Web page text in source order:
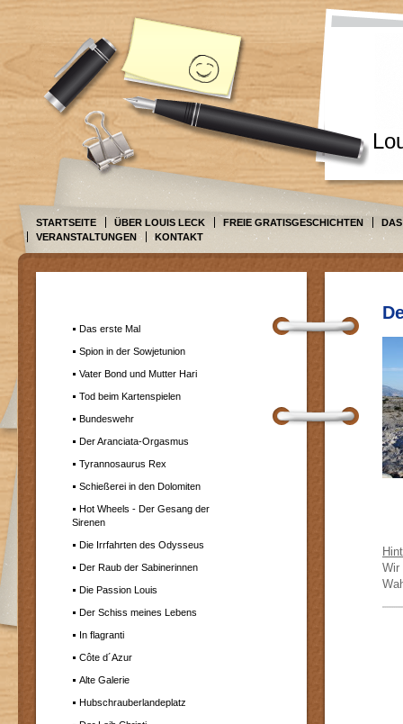
STARTSEITE ÜBER LOUIS LECK FREIE GRATISGESCHICHTEN
VERANSTALTUNGEN
KONTAKT
Wir
Das erste Mal
Spion in der Sowjetunion
Vater Bond und Mutter Hari
Tod beim Kartenspielen
Bundeswehr
Der Aranciata-Orgasmus
Tyrannosaurus Rex
Schießerei in den Dolomiten
Hot Wheels - Der Gesang der
Sirenen
Die Irrfahrten des Odysseus
Der Raub der Sabinerinnen
Die Passion Louis
Der Schiss meines Lebens
In flagranti
Côte d´Azur
Alte Galerie
Hubschrauberlandeplatz